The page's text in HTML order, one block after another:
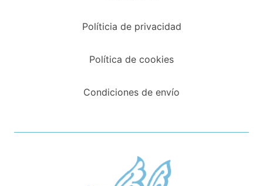
Políticia de privacidad
Política de cookies
Condiciones de envío